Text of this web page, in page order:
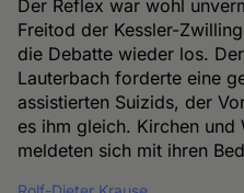
Der Reflex war wohl
Freitod der Kessler-
die Debatte wieder los.
Lauterbach forderte eine
assistierten Suizids, der
es ihm gleich. Kirchen und
meldeten sich mit ihren